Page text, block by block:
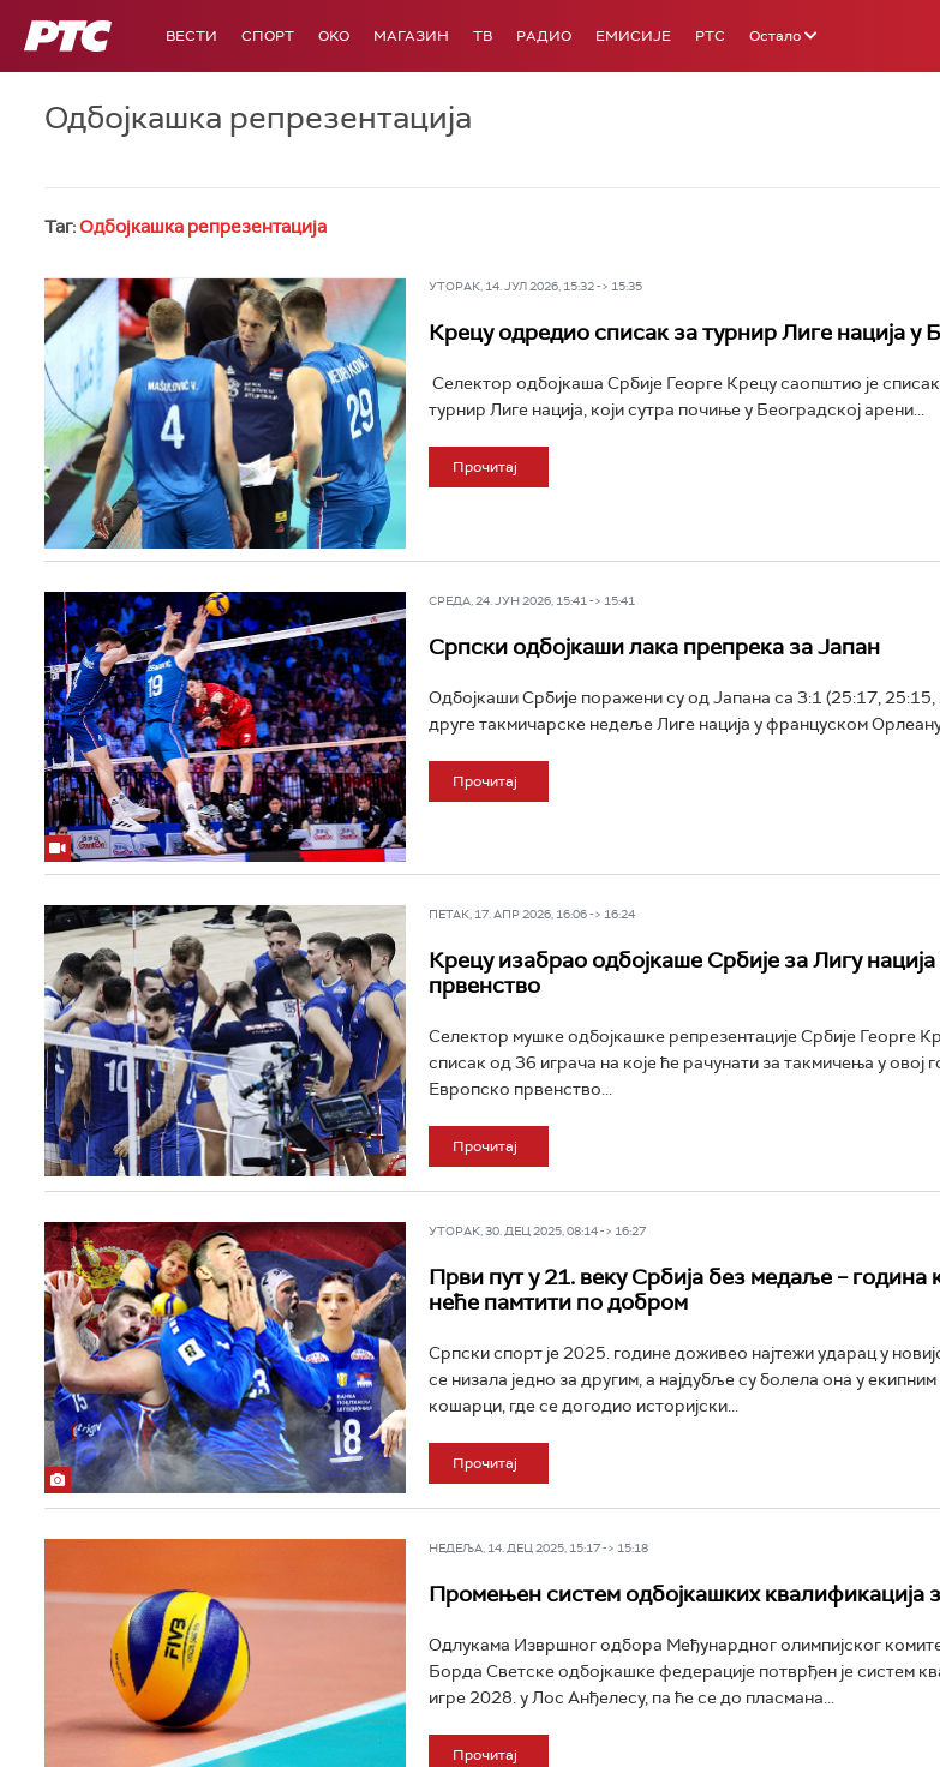
РТС ВЕСТИ СПОРТ OKO МАГАЗИН ТВ РАДИО ЕМИСИЈЕ РТС Остало
Одбојкашка репрезентација
Таг:Одбојкашка репрезентација
УТОРАК, 14. ЈУЛ 2026, 15:32 -> 15:35
Крецу одредио списак за турнир Лиге нација у
Селектор одбојкаша Србије Георге Крецу саопштио је
турнир Лиге нација, који сутра почиње у Београдској арени...
Прочитај
СРЕДА, 24. ЈУН 2026, 15:41 -> 15:41
Српски одбојкаши лака препрека за Јапан
Одбојкаши Србије поражени су од Јапана са 3:1 (25:17,
друге такмичарске недеље Лиге нација у француском
Прочитај
ПЕТАК, 17. АПР 2026, 16:06 -> 16:24
Крецу изабрао одбојкаше Србије за Лигу
првенство
Селектор мушке одбојкашке репрезентације Србије Георге
списак од 36 играча на које ће рачунати за такмичења у овој
Европско првенство...
Прочитај
УТОРАК, 30. ДЕЦ 2025, 08:14 -> 16:27
Први пут у 21. веку Србија без медаље – година
неће памтити по добром
Српски спорт је 2025. године доживео најтежи ударац у
се низала једно за другим, а најдубље су болела она у
кошарци, где се догодио историјски...
Прочитај
НЕДЕЉА, 14. ДЕЦ 2025, 15:17 -> 15:18
Промењен систем одбојкашких квалификација
Одлукама Извршног одбора Међунардног олимпијског
Борда Светске одбојкашке федерације потврђен је систем
игре 2028. у Лос Анђелесу, па ће се до пласмана...
Прочитај